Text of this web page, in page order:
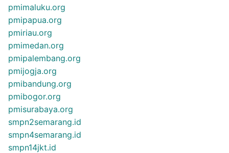
pmimaluku.org
pmipapua.org
pmiriau.org
pmimedan.org
pmipalembang.org
pmijogja.org
pmibandung.org
pmibogor.org
pmisurabaya.org
smpn2semarang.id
smpn4semarang.id
smpn14jkt.id